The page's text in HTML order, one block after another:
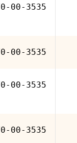
00-3535
00-3535
00-3535
00-3535